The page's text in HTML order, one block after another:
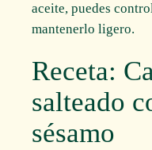
aceite, puedes
mantenerlo ligero.
Receta:
salteado
sésamo